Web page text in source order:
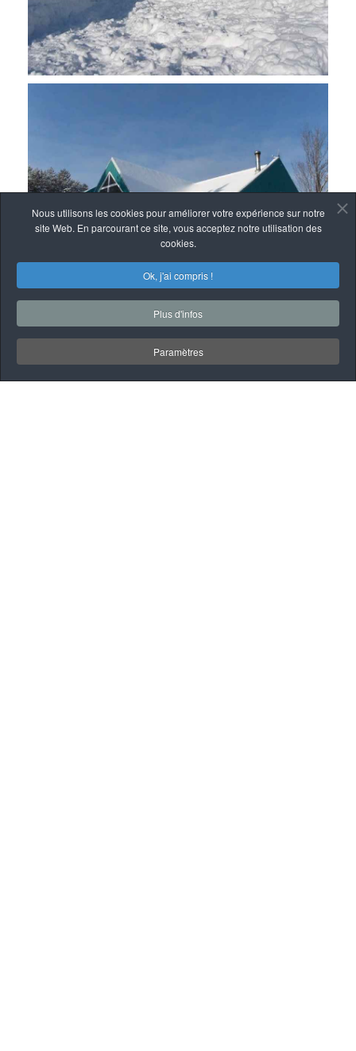
Nous utilisons les cookies pour améliorer votre expérience sur notre
site Web. En parcourant ce site, vous acceptez notre utilisation des
cookies.
Ok, j'ai compris !
Plus d'infos
Paramètres